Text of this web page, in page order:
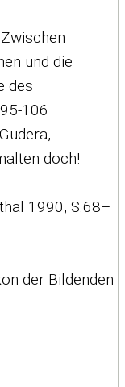
und die
des
106
doch!
1990, S.68–
der Bildenden